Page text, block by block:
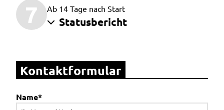
7 Ab 14 Tage nach Start
Statusbericht
Kontaktformular
Name*